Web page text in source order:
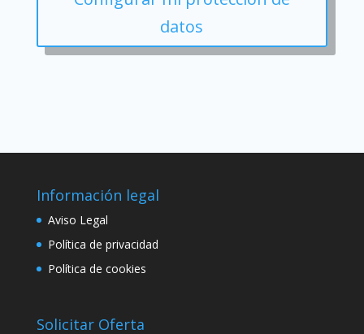
datos
Información legal
Aviso Legal
Política de privacidad
Política de cookies
Solicitar Oferta